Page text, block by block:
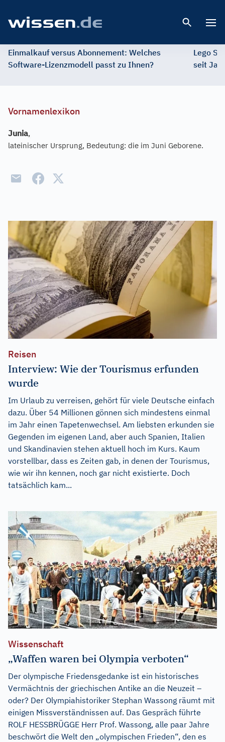
Einmalkauf versus Abonnement: Welches
Software-Lizenzmodell passt zu Ihnen?
Lego
seit
Vornamenlexikon
Junia,
lateinischer Ursprung, Bedeutung: die im Juni Geborene.
Reisen
Interview: Wie der Tourismus erfunden
wurde
Im Urlaub zu verreisen, gehört für viele Deutsche einfach
dazu. Über 54 Millionen gönnen sich mindestens einmal
im Jahr einen Tapetenwechsel. Am liebsten erkunden sie
Gegenden im eigenen Land, aber auch Spanien, Italien
und Skandinavien stehen aktuell hoch im Kurs. Kaum
vorstellbar, dass es Zeiten gab, in denen der Tourismus,
wie wir ihn kennen, noch gar nicht existierte. Doch
tatsächlich kam...
Wissenschaft
„Waffen waren bei Olympia verboten“
Der olympische Friedensgedanke ist ein historisches
Vermächtnis der griechischen Antike an die Neuzeit –
oder? Der Olympiahistoriker Stephan Wassong räumt mit
einigen Missverständnissen auf. Das Gespräch führte
ROLF HESSBRÜGGE Herr Prof. Wassong, alle paar Jahre
beschwört die Welt den „olympischen Frieden“, den es